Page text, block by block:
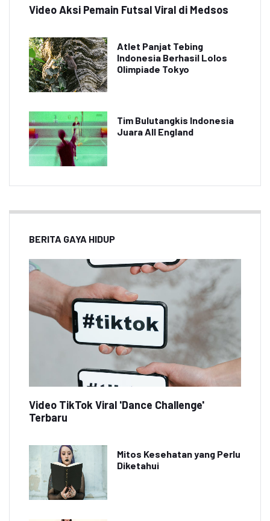
Video Aksi Pemain Futsal Viral di Medsos
Atlet Panjat Tebing
Indonesia Berhasil Lolos
Olimpiade Tokyo
Tim Bulutangkis Indonesia
Juara All England
BERITA GAYA HIDUP
Video TikTok Viral 'Dance Challenge'
Terbaru
Mitos Kesehatan yang Perlu
Diketahui